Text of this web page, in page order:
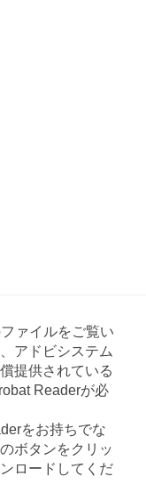
ァイルをご覧い
アドビシステム
提供されている
Readerが必
をお持ちでな
ボタンをクリッ
ロードしてくだ